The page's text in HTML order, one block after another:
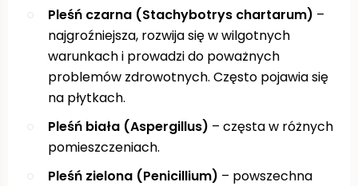
Pleśń czarna (Stachybotrys chartarum) –
najgroźniejsza, rozwija się w wilgotnych
warunkach i prowadzi do poważnych
problemów zdrowotnych. Często pojawia się
na płytkach.
Pleśń biała (Aspergillus) – częsta w różnych
pomieszczeniach.
Pleśń zielona (Penicillium) – powszechna